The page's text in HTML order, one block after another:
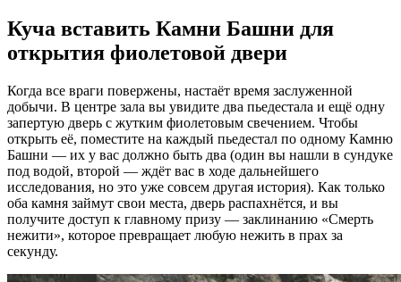
Куча вставить Камни Башни для
открытия фиолетовой двери
Когда все враги повержены, настаёт время заслуженной
добычи. В центре зала вы увидите два пьедестала и ещё одну
запертую дверь с жутким фиолетовым свечением. Чтобы
открыть её, поместите на каждый пьедестал по одному Камню
Башни — их у вас должно быть два (один вы нашли в сундуке
под водой, второй — ждёт вас в ходе дальнейшего
исследования, но это уже совсем другая история). Как только
оба камня займут свои места, дверь распахнётся, и вы
получите доступ к главному призу — заклинанию «Смерть
нежити», которое превращает любую нежить в прах за
секунду.